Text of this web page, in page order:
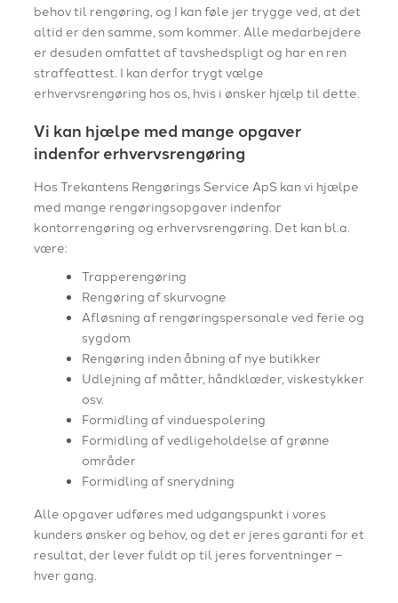
behov til rengøring, og I kan føle jer trygge ved, at det
altid er den samme, som kommer. Alle medarbejdere
er desuden omfattet af tavshedspligt og har en ren
straffeattest. I kan derfor trygt vælge
erhvervsrengøring hos os, hvis i ønsker hjælp til dette.
Vi kan hjælpe med mange opgaver
indenfor erhvervsrengøring
Hos Trekantens Rengørings Service ApS kan vi hjælpe
med mange rengøringsopgaver indenfor
kontorrengøring og erhvervsrengøring. Det kan bl.a.
være:
Trapperengøring
Rengøring af skurvogne
Afløsning af rengøringspersonale ved ferie og
sygdom
Rengøring inden åbning af nye butikker
Udlejning af måtter, håndklæder, viskestykker
osv.
Formidling af vinduespolering
Formidling af vedligeholdelse af grønne
områder
Formidling af snerydning
Alle opgaver udføres med udgangspunkt i vores
kunders ønsker og behov, og det er jeres garanti for et
resultat, der lever fuldt op til jeres forventninger –
hver gang.